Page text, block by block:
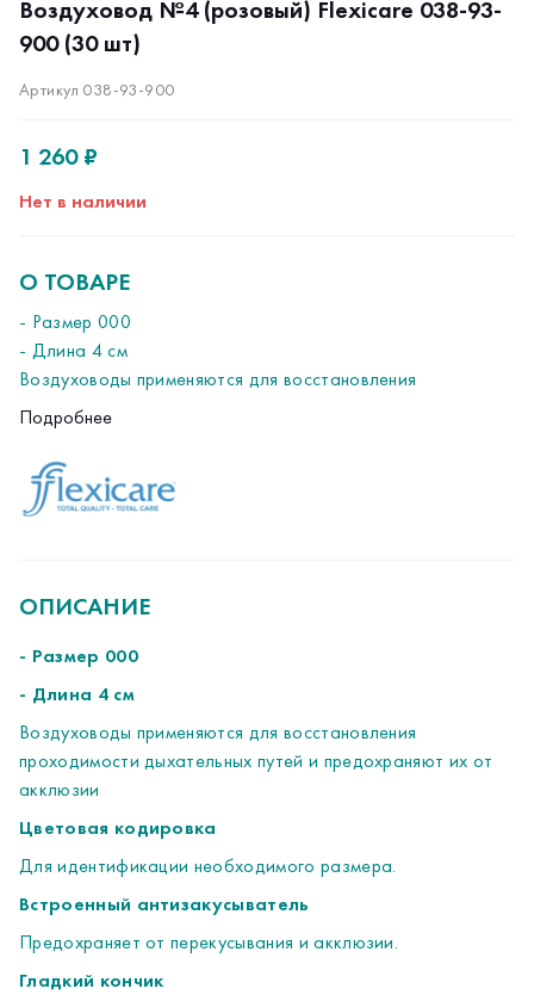
Воздуховод №4 (розовый) Flexicare 038-93-
900 (30 шт)
Артикул 038-93-900
1 260 ₽
Нет в наличии
О ТОВАРЕ
- Размер 000
- Длина 4 см
Воздуховоды применяются для восстановления
проходимости дыхательных путей и предохраняют их от
акклюзии
Цветовая кодировка
Для идентификации необходимого размера.
Встроенный антизакусыватель
Минимизирует риск травматизации и облегчает введение.
Одноразовый в стериальной упаковке для снижения риска
кроссконтаминации.
Подробнее
ОПИСАНИЕ
- Размер 000
- Длина 4 см
Воздуховоды применяются для восстановления
проходимости дыхательных путей и предохраняют их от
акклюзии
Цветовая кодировка
Для идентификации необходимого размера.
Встроенный антизакусыватель
Предохраняет от перекусывания и акклюзии.
Гладкий кончик